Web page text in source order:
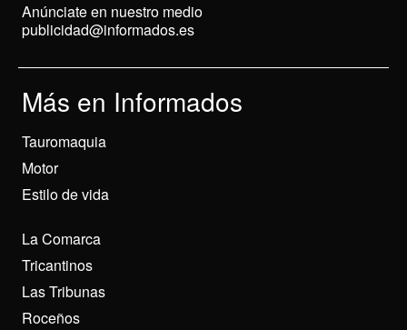
Anúnciate en nuestro medio
publicidad@informados.es
Más en Informados
Tauromaquia
Motor
Estilo de vida
La Comarca
Tricantinos
Las Tribunas
Roceños